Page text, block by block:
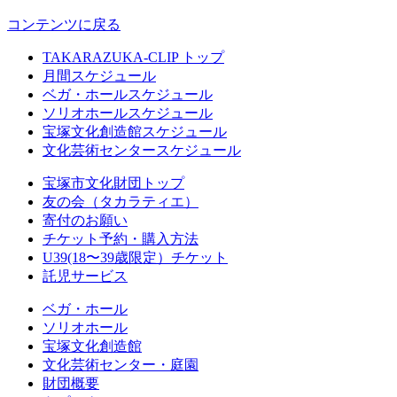
コンテンツに戻る
TAKARAZUKA-CLIP トップ
月間スケジュール
ベガ・ホールスケジュール
ソリオホールスケジュール
宝塚文化創造館スケジュール
文化芸術センタースケジュール
宝塚市文化財団トップ
友の会（タカラティエ）
寄付のお願い
チケット予約・購入方法
U39(18〜39歳限定）チケット
託児サービス
ベガ・ホール
ソリオホール
宝塚文化創造館
文化芸術センター・庭園
財団概要